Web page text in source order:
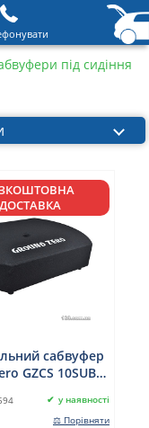
під сидіння
ДОСТАВКА
сабвуфер
GZCS 10SUB-
у наявності
⚖ Порівняти